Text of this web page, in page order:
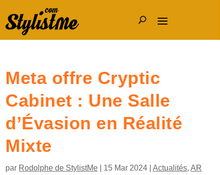
Meta offre Cryptic
Cabinet : Une Salle
d’Évasion en Réalité
Mixte
par Rodolphe de StylistMe 15 Mar 2024 |Actualités,AR